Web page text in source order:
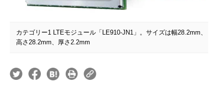
カテゴリー1 LTEモジュール「LE910-JN1」。サイズは幅28.2mm、
高さ28.2mm、厚さ2.2mm